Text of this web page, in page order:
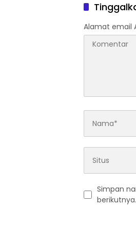
Alamat email
Simpan
berikutnya.